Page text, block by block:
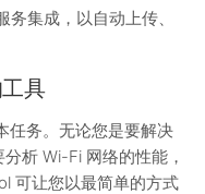
集成，以自动上传、
具
任务。无论您是要解决
析 Wi-Fi 网络的性能，
可让您以最简单的方式